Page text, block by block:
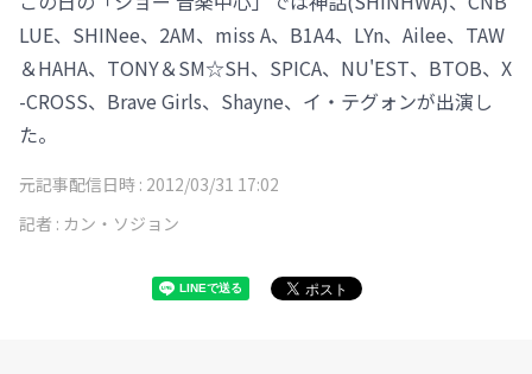
LUE、SHINee、2AM、miss A、B1A4、LYn、Ailee、TAW
＆HAHA、TONY＆SM☆SH、SPICA、NU'EST、BTOB、X
-CROSS、Brave Girls、Shayne、イ・テグォンが出演し
た。
元記事配信日時 : 2012/03/31 17:02
記者 : カン・ソジョン